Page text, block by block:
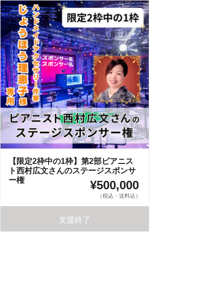
【限定2枠中の1枠】第2部ピアニス
ト西村広文さんのステージスポンサ
ー権
¥500,000
（税込・送料込）
支援終了